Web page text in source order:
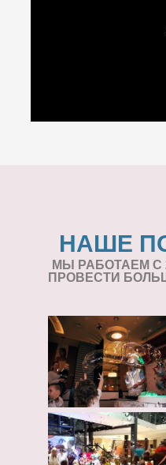
НАШЕ
МЫ РАБОТАЕМ С
ПРОВЕСТИ